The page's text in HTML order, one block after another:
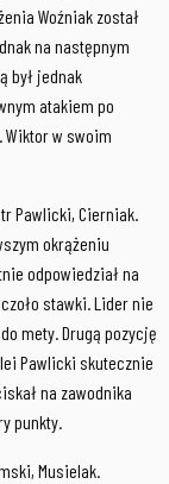
Woźniak został
na następnym
był jednak
atakiem po
Wiktor w swoim
Pawlicki, Cierniak.
okrążeniu
odpowiedział na
stawki. Lider nie
mety. Drugą pozycję
Pawlicki skutecznie
na zawodnika
punkty.
Musielak.